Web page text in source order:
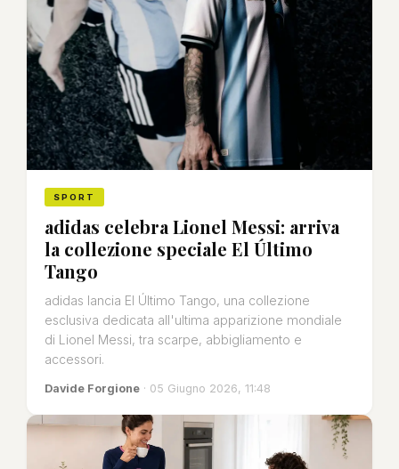
SPORT
adidas celebra Lionel Messi: arriva
la collezione speciale El Último
Tango
adidas lancia El Último Tango, una collezione
esclusiva dedicata all'ultima apparizione mondiale
di Lionel Messi, tra scarpe, abbigliamento e
accessori.
Davide Forgione · 05 Giugno 2026, 11:48